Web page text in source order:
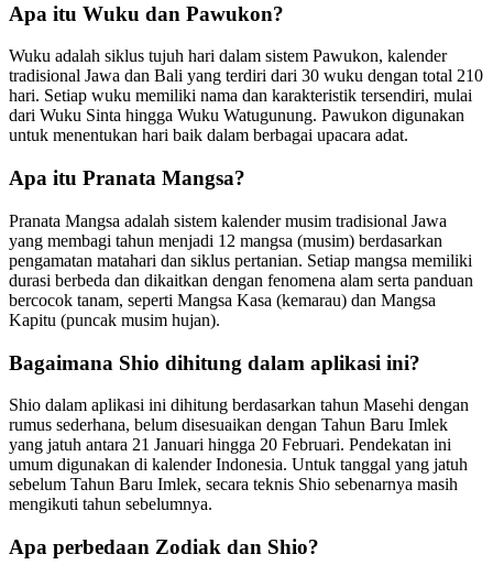
Apa itu Wuku dan Pawukon?
Wuku adalah siklus tujuh hari dalam sistem Pawukon, kalender
tradisional Jawa dan Bali yang terdiri dari 30 wuku dengan total 210
hari. Setiap wuku memiliki nama dan karakteristik tersendiri, mulai
dari Wuku Sinta hingga Wuku Watugunung. Pawukon digunakan
untuk menentukan hari baik dalam berbagai upacara adat.
Apa itu Pranata Mangsa?
Pranata Mangsa adalah sistem kalender musim tradisional Jawa
yang membagi tahun menjadi 12 mangsa (musim) berdasarkan
pengamatan matahari dan siklus pertanian. Setiap mangsa memiliki
durasi berbeda dan dikaitkan dengan fenomena alam serta panduan
bercocok tanam, seperti Mangsa Kasa (kemarau) dan Mangsa
Kapitu (puncak musim hujan).
Bagaimana Shio dihitung dalam aplikasi ini?
Shio dalam aplikasi ini dihitung berdasarkan tahun Masehi dengan
rumus sederhana, belum disesuaikan dengan Tahun Baru Imlek
yang jatuh antara 21 Januari hingga 20 Februari. Pendekatan ini
umum digunakan di kalender Indonesia. Untuk tanggal yang jatuh
sebelum Tahun Baru Imlek, secara teknis Shio sebenarnya masih
mengikuti tahun sebelumnya.
Apa perbedaan Zodiak dan Shio?